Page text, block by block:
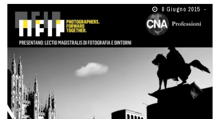
8 Giugno 2015